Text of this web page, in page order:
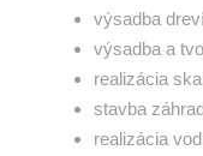
výsadba
výsadba a
realizácia
stavba
realizácia